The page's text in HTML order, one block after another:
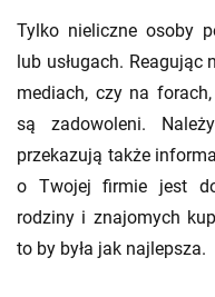
Tylko nieliczne osoby
lub usługach.
mediach, czy na
są zadowoleni.
przekazują także
o Twojej firmie jest
rodziny i znajomych
to by była jak najlepsza.